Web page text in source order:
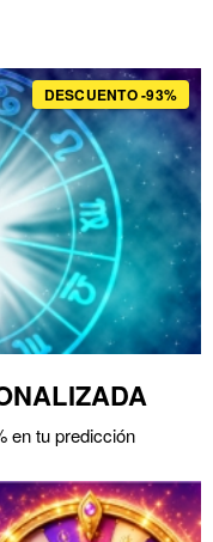
DESCUENTO -93%
en tu predicción